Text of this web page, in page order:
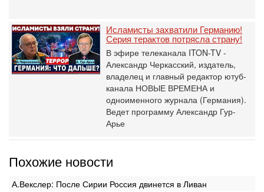
Исламисты захватили Германию!
Серия терактов потрясла страну!
В эфире телеканала ITON-TV -
Александр Черкасский, издатель,
владелец и главный редактор ютуб-
канала НОВЫЕ ВРЕМЕНА и
одноименного журнала (Германия).
Ведет программу Александр Гур-
Арье
Похожие новости
А.Векслер: После Сирии Россия двинется в Ливан